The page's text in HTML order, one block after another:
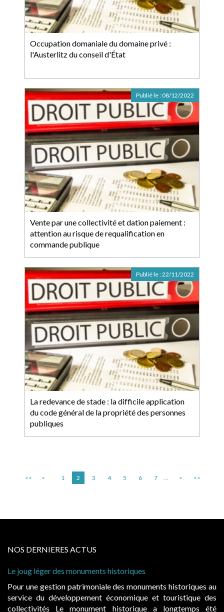
Occupation domaniale du domaine privé :
l'Austerlitz du conseil d'État
Vente par une collectivité et dation paiement :
attention au risque de requalification en
commande publique
Publié le : 08/12/2022
La redevance de stade : la difficile application
du code général de la propriété des personnes
publiques
Publié le :22/11/2022
<< < 1 2 3 4 5 6 7 ... > >>
NOS DERNIERES ACTUS
historiques au
et touristique des
a longtemps été
Cabines de plage : le juge admet des
Evocatrices des bains de mer, les
également un beau sujet domanial.